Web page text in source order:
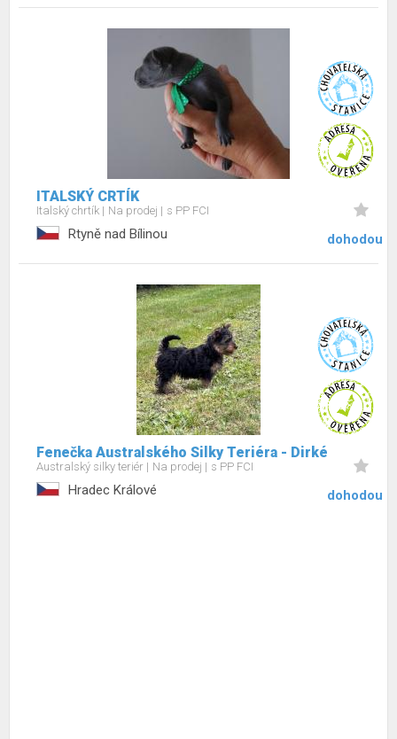
ITALSKÝ CRTÍK
Italský chrtík Na prodej s PP FCI
Rtyně nad Bílinou dohodou
Fenečka Australského Silky Teriéra - Dirké
Australský silky teriér Na prodej s PP FCI
Hradec Králové dohodou